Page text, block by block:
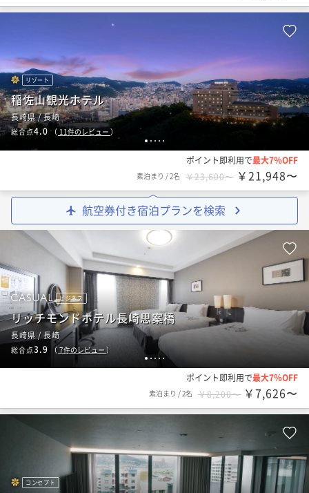
1 2 3 4 5
リゾート
稲佐山観光ホテル
長崎県 / 長崎
総合点4.0 （ 11件のレビュー ）
ポイント即利用で最大7％OFF
素泊まり /2名 ￥23,600〜 ￥21,948〜
航空券付き宿泊プランを検索
1 2 3 4 5
ビジネス
リッチモンドホテル長崎思案橋
長崎県 / 長崎
総合点3.9 （ 7件のレビュー）
ポイント即利用で最大7％OFF
素泊まり /2名 ￥8,200〜 ￥7,626〜
コンセプト